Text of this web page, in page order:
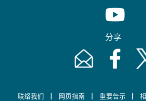
Youtube
分享
Email [This link will
Facebook
联络我们 | 网页指南 | 重要告示 |